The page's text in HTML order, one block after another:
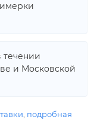
течении
и Московской
подробная